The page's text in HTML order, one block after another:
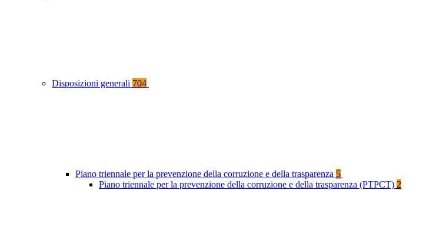
Disposizioni generali 704
Piano triennale per la prevenzione della corruzione e della trasparenza 5
Piano triennale per la prevenzione della corruzione e della trasparenza (PTPCT) 2